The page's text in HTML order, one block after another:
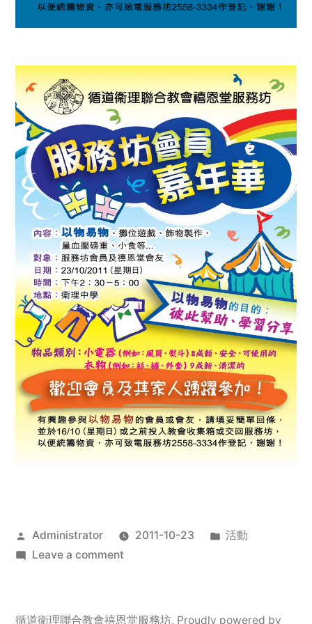
Posted
by
Administrator 2011-10-23
Posted
活動
Leave a commenton
服
循道衛理聯合教會禧恩堂服務坊, Proudly powered by